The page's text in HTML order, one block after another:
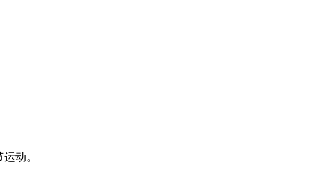
动。